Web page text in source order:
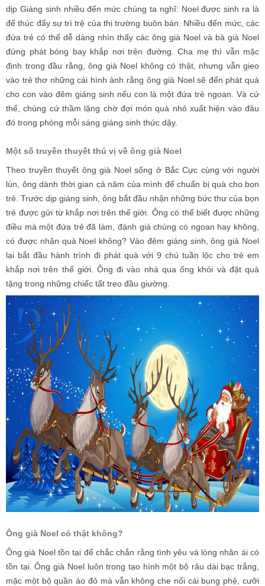
dịp Giáng sinh nhiều đến mức chúng ta nghĩ: Noel được sinh ra là
để thúc đẩy sự trì trệ của thị trường buôn bán. Nhiều đến mức, các
đứa trẻ có thể dễ dàng nhìn thấy các ông già Noel và bà già Noel
đứng phát bóng bay khắp nơi trên đường. Cha mẹ thì vẫn mặc
định trong đầu rằng, ông già Noel không có thật, nhưng vẫn gieo
vào trẻ thơ những cái hình ảnh rằng ông già Noel sẽ đến phát quà
cho con vào đêm giáng sinh nếu con là một đứa trẻ ngoan. Và cứ
thế, chúng cứ thầm lặng chờ đợi món quà nhỏ xuất hiện vào đâu
đó trong phòng mỗi sáng giáng sinh thức dậy.
Một số truyền thuyết thú vị về ông già Noel
Theo truyền thuyết ông già Noel sống ở Bắc Cực cùng với người
lùn, ông dành thời gian cả năm của mình để chuẩn bị quà cho bọn
trẻ. Trước dịp giáng sinh, ông bắt đầu nhận những bức thư của bọn
trẻ được gửi từ khắp nơi trên thế giới. Ông có thể biết được những
điều mà một đứa trẻ đã làm, đánh giá chúng có ngoan hay không,
có được nhận quà Noel không? Vào đêm giáng sinh, ông già Noel
lại bắt đầu hành trình đi phát quà với 9 chú tuần lộc cho trẻ em
khắp nơi trên thế giới. Ông đi vào nhà qua ống khói và đặt quà
tặng trong những chiếc tất treo đầu giường.
Ông già Noel có thật không?
Ông già Noel tồn tại để chắc chắn rằng tình yêu và lòng nhân ái có
tồn tại. Ông già Noel luôn trong tạo hình một bộ râu dài bạc trắng,
mặc một bộ quần áo đỏ mà vẫn không che nổi cái bụng phệ, cưỡi